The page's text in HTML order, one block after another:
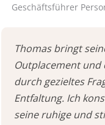
Geschäftsführer
Thomas bringt
Outplacement und
durch gezieltes
Entfaltung. Ich
seine ruhige und